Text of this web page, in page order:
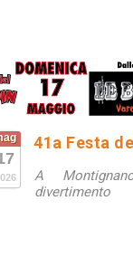
41a Festa
A
divertimento